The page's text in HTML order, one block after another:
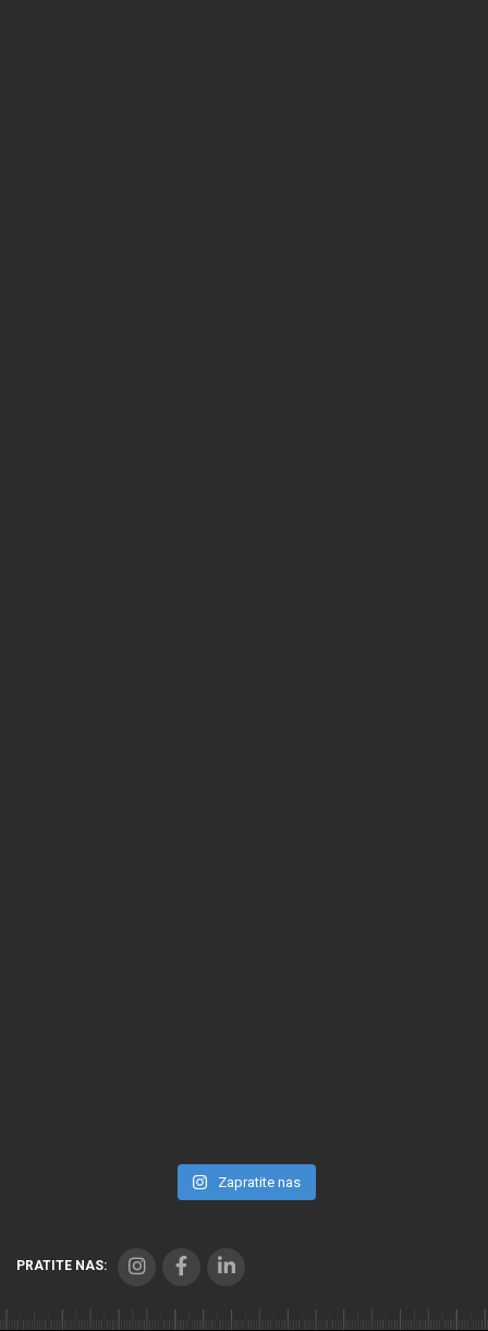
Zapratite nas
PRATITE NAS: